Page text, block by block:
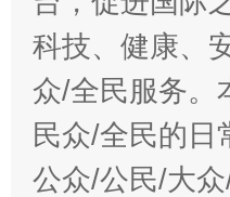
科技、健康、
众/全民服务。
民众/全民的
公众/公民/大